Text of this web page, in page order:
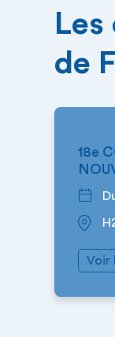
de
18e
Voir